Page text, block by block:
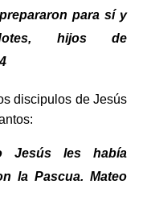
para sí y
hijos de
discipulos de Jesús
Jesús les había
la Pascua. Mateo